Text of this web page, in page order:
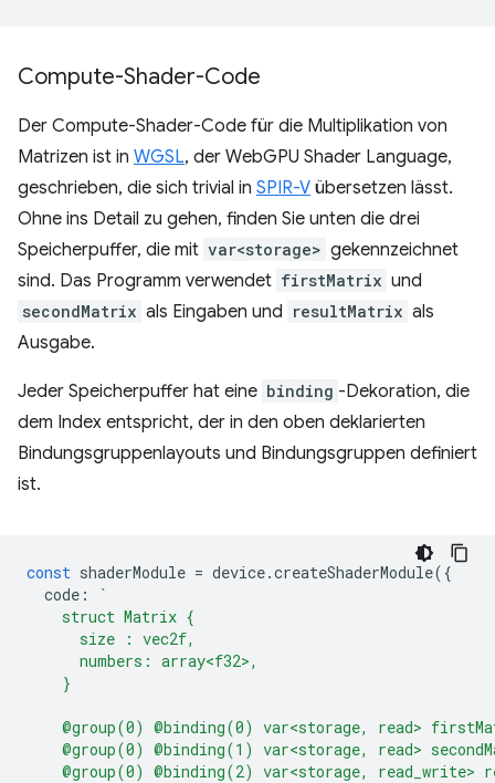
Compute-Shader-Code
Der Compute-Shader-Code für die Multiplikation von
Matrizen ist in WGSL, der WebGPU Shader Language,
geschrieben, die sich trivial in SPIR-V übersetzen lässt.
Ohne ins Detail zu gehen, finden Sie unten die drei
Speicherpuffer, die mit var<storage> gekennzeichnet
sind. Das Programm verwendet firstMatrix und
secondMatrix als Eingaben und resultMatrix als
Ausgabe.
Jeder Speicherpuffer hat eine binding -Dekoration, die
dem Index entspricht, der in den oben deklarierten
Bindungsgruppenlayouts und Bindungsgruppen definiert
ist.
const shaderModule = device.createShaderModule({
code :
`
    struct Matrix {
      size : vec2f,
      numbers: array<f32>,
    }
@group(0) @binding(0) var<storage, read>
@group(0) @binding(1) var<storage, read>
@group(0) @binding(2) var<storage, read_write>